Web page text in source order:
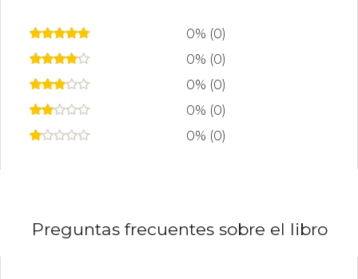
0% (0)
0% (0)
0% (0)
0% (0)
0% (0)
Preguntas frecuentes sobre el libro